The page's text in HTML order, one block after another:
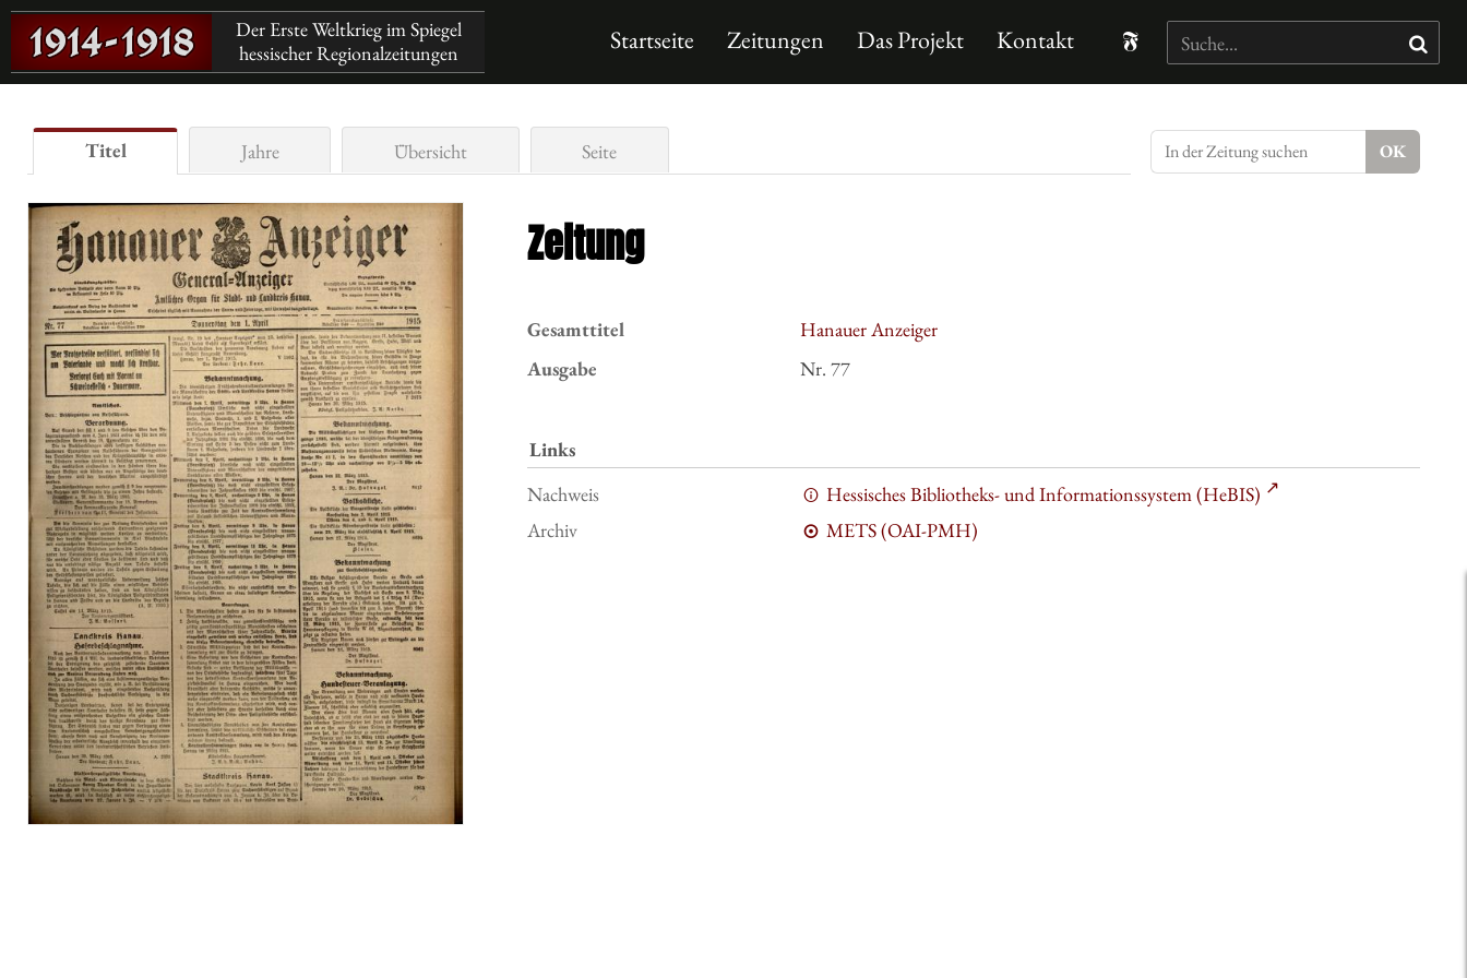
Der Erste Weltkrieg im Spiegel
hessischer Regionalzeitungen
Startseite Zeitungen Das Projekt Kontakt
Titel Jahre Übersicht Seite
Zeitung
Gesamttitel
Hanauer Anzeiger
Ausgabe
Nr. 77
Links
Nachweis
Hessisches Bibliotheks- und Informationssystem (HeBIS)
Archiv
METS (OAI-PMH)